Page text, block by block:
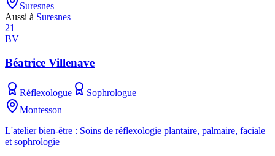
Suresnes
Aussi à Suresnes
21
BV
Béatrice Villenave
Réflexologue
Sophrologue
Montesson
L'atelier bien-être : Soins de réflexologie plantaire, palmaire, faciale
et sophrologie